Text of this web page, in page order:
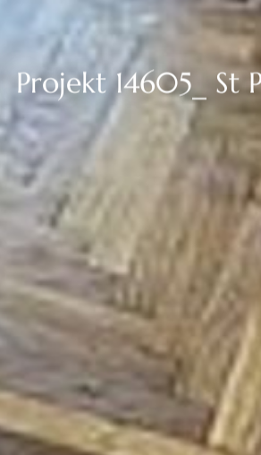
Projekt 14605_ St